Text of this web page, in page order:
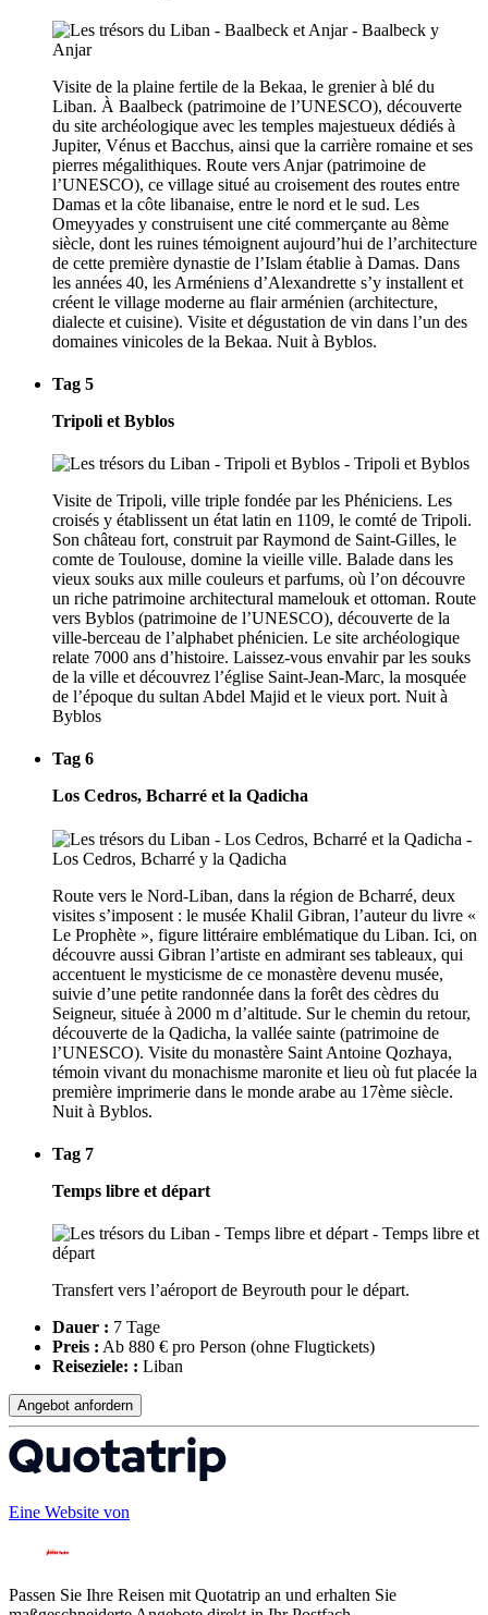
Visite de la plaine fertile de la Bekaa, le grenier à blé du
Liban. À Baalbeck (patrimoine de l’UNESCO), découverte
du site archéologique avec les temples majestueux dédiés à
Jupiter, Vénus et Bacchus, ainsi que la carrière romaine et ses
pierres mégalithiques. Route vers Anjar (patrimoine de
l’UNESCO), ce village situé au croisement des routes entre
Damas et la côte libanaise, entre le nord et le sud. Les
Omeyyades y construisent une cité commerçante au 8ème
siècle, dont les ruines témoignent aujourd’hui de l’architecture
de cette première dynastie de l’Islam établie à Damas. Dans
les années 40, les Arméniens d’Alexandrette s’y installent et
créent le village moderne au flair arménien (architecture,
dialecte et cuisine). Visite et dégustation de vin dans l’un des
domaines vinicoles de la Bekaa. Nuit à Byblos.
Tag 5
Tripoli et Byblos
Visite de Tripoli, ville triple fondée par les Phéniciens. Les
croisés y établissent un état latin en 1109, le comté de Tripoli.
Son château fort, construit par Raymond de Saint-Gilles, le
comte de Toulouse, domine la vieille ville. Balade dans les
vieux souks aux mille couleurs et parfums, où l’on découvre
un riche patrimoine architectural mamelouk et ottoman. Route
vers Byblos (patrimoine de l’UNESCO), découverte de la
ville-berceau de l’alphabet phénicien. Le site archéologique
relate 7000 ans d’histoire. Laissez-vous envahir par les souks
de la ville et découvrez l’église Saint-Jean-Marc, la mosquée
de l’époque du sultan Abdel Majid et le vieux port. Nuit à
Byblos
Tag 6
Los Cedros, Bcharré et la Qadicha
Route vers le Nord-Liban, dans la région de Bcharré, deux
visites s’imposent : le musée Khalil Gibran, l’auteur du livre «
Le Prophète », figure littéraire emblématique du Liban. Ici, on
découvre aussi Gibran l’artiste en admirant ses tableaux, qui
accentuent le mysticisme de ce monastère devenu musée,
suivie d’une petite randonnée dans la forêt des cèdres du
Seigneur, située à 2000 m d’altitude. Sur le chemin du retour,
découverte de la Qadicha, la vallée sainte (patrimoine de
l’UNESCO). Visite du monastère Saint Antoine Qozhaya,
témoin vivant du monachisme maronite et lieu où fut placée la
première imprimerie dans le monde arabe au 17ème siècle.
Nuit à Byblos.
Tag 7
Temps libre et départ
Transfert vers l’aéroport de Beyrouth pour le départ.
Dauer : 7 Tage
Preis : Ab 880 € pro Person (ohne Flugtickets)
Reiseziele: : Liban
Angebot anfordern
Eine Website von
Passen Sie Ihre Reisen mit Quotatrip an und erhalten Sie